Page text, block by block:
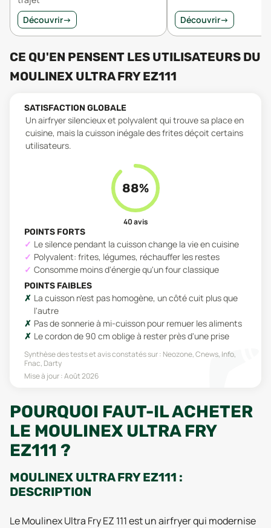
Découvrir→ Découvrir→
CE QU'EN PENSENT LES UTILISATEURS DU
MOULINEX ULTRA FRY EZ111
SATISFACTION GLOBALE
Un airfryer silencieux et polyvalent qui trouve sa place en
cuisine, mais la cuisson inégale des frites déçoit certains
utilisateurs.
88%
40avis
POINTS FORTS
Le silence pendant la cuisson change la vie en cuisine
Polyvalent: frites, légumes, réchauffer les restes
Consomme moins d'énergie qu'un four classique
POINTS FAIBLES
La cuisson n'est pas homogène, un côté cuit plus que
l'autre
Pas de sonnerie à mi-cuisson pour remuer les aliments
Le cordon de 90 cm oblige à rester près d'une prise
Synthèse des tests et avis constatés sur : Neozone, Cnews, Info,
Fnac, Darty
Mise à jour :Août 2026
POURQUOI FAUT-IL ACHETER
LE MOULINEX ULTRA FRY
EZ111 ?
MOULINEX ULTRA FRY EZ111 :
DESCRIPTION
Le Moulinex Ultra Fry EZ 111 est un airfryer qui modernise